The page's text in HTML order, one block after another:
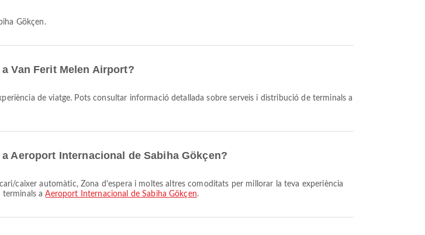
Gökçen.
Van Ferit Melen Airport?
de viatge. Pots consultar informació detallada sobre serveis i distribució de terminals a
Aeroport Internacional de Sabiha Gökçen?
terminals aAeroport Internacional de Sabiha Gökçen.